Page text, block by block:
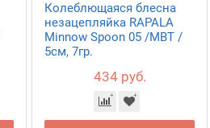
Колеблющаяся блесна
незацепляйка RAPALA
Minnow Spoon 05 /MBT /
5см, 7гр.
434 руб.